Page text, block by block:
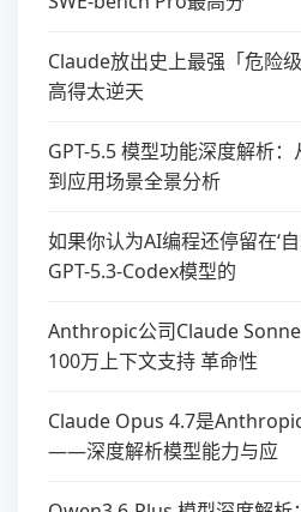
Claude放出史上最强「危险
高得太逆天
GPT-5.5 模型功能深度解析
到应用场景全景分析
如果你认为AI编程还停留在‘自
GPT-5.3-Codex模型的
Anthropic公司Claude
100万上下文支持 革命性
Claude Opus 4.7是
——深度解析模型能力与应